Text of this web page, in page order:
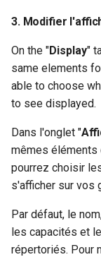
3. Modifier
On the "Display"
same elements
able to choose
to see displayed.
Dans l'onglet "
mêmes éléments
pourrez choisir
s'afficher sur vos
Par défaut, le
les capacités et
répertoriés. Pour